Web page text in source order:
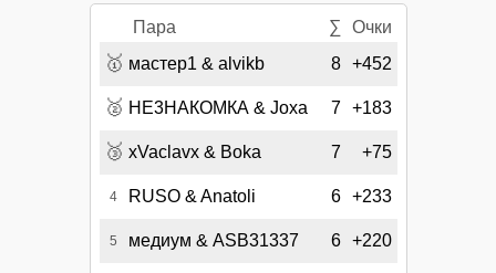
Пара ∑ Очки
🥇 мастер1 & alvikb 8 +452
🥈 НЕ3НАКОМКА & Joxa 7 +183
🥉 xVaclavx & Boka 7 +75
4 RUSO & Anatoli 6 +233
5 медиум & ASB31337 6 +220